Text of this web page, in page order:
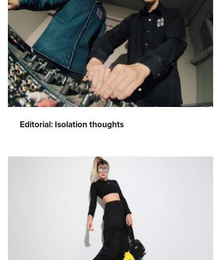
Editorial: Isolation thoughts